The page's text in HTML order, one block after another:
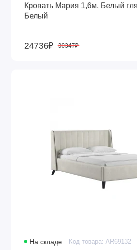
Кровать Мария 1,6м, Белый
Белый
24736₽ 30347₽
На складе Код товара: AR69132